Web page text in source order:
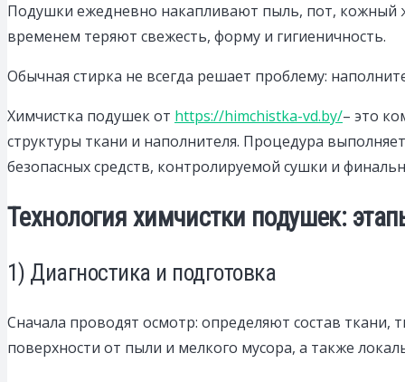
Подушки ежедневно накапливают пыль, пот, кожный
временем теряют свежесть, форму и гигиеничность.
Обычная стирка не всегда решает проблему:
Химчистка подушек от https://himchistka-vd.by/– это
структуры ткани и наполнителя. Процедура
безопасных средств, контролируемой сушки и
Технология химчистки подушек:
1) Диагностика и подготовка
Сначала проводят осмотр: определяют состав ткани,
поверхности от пыли и мелкого мусора, а также